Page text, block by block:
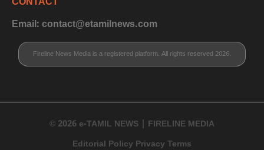
CONTACT
Email: contact@etamilnews.com
Fireline News Media is a registered platform. All rights reserved 2026.
© 2026 e-TAMIL NEWS | FIRELINE MEDIA
Editorial Policy Privacy Terms